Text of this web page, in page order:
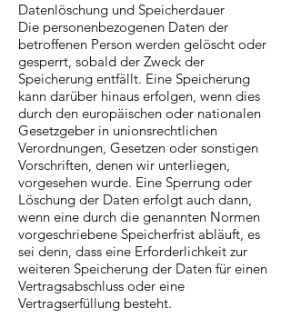
Datenlöschung und Speicherdauer
Die personenbezogenen Daten der
betroffenen Person werden gelöscht oder
gesperrt, sobald der Zweck der
Speicherung entfällt. Eine Speicherung
kann darüber hinaus erfolgen, wenn dies
durch den europäischen oder nationalen
Gesetzgeber in unionsrechtlichen
Verordnungen, Gesetzen oder sonstigen
Vorschriften, denen wir unterliegen,
vorgesehen wurde. Eine Sperrung oder
Löschung der Daten erfolgt auch dann,
wenn eine durch die genannten Normen
vorgeschriebene Speicherfrist abläuft, es
sei denn, dass eine Erforderlichkeit zur
weiteren Speicherung der Daten für einen
Vertragsabschluss oder eine
Vertragserfüllung besteht.